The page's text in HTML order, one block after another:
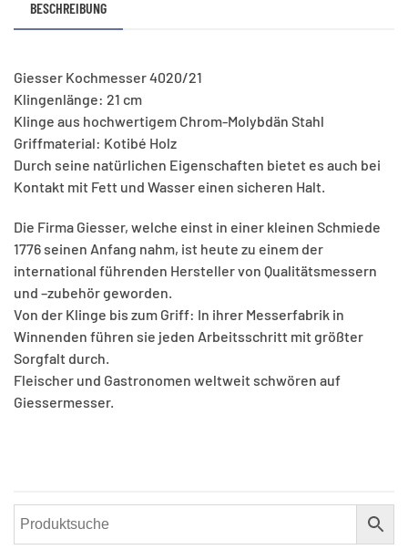
BESCHREIBUNG
Giesser Kochmesser 4020/21
Klingenlänge: 21 cm
Klinge aus hochwertigem Chrom-Molybdän Stahl
Griffmaterial: Kotibé Holz
Durch seine natürlichen Eigenschaften bietet es auch bei
Kontakt mit Fett und Wasser einen sicheren Halt.
Die Firma Giesser, welche einst in einer kleinen Schmiede
1776 seinen Anfang nahm, ist heute zu einem der
international führenden Hersteller von Qualitätsmessern
und –zubehör geworden.
Von der Klinge bis zum Griff: In ihrer Messerfabrik in
Winnenden führen sie jeden Arbeitsschritt mit größter
Sorgfalt durch.
Fleischer und Gastronomen weltweit schwören auf
Giessermesser.